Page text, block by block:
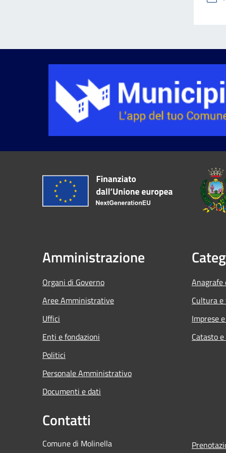
Amministrazione
Organi di Governo
Aree Amministrative
Uffici
Enti e fondazioni
Politici
Personale Amministrativo
Documenti e dati
Cultura
Imprese
Catasto
Contatti
Comune di Molinella